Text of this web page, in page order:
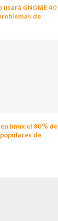
usará GNOME 40
de
linux el 80% de
de